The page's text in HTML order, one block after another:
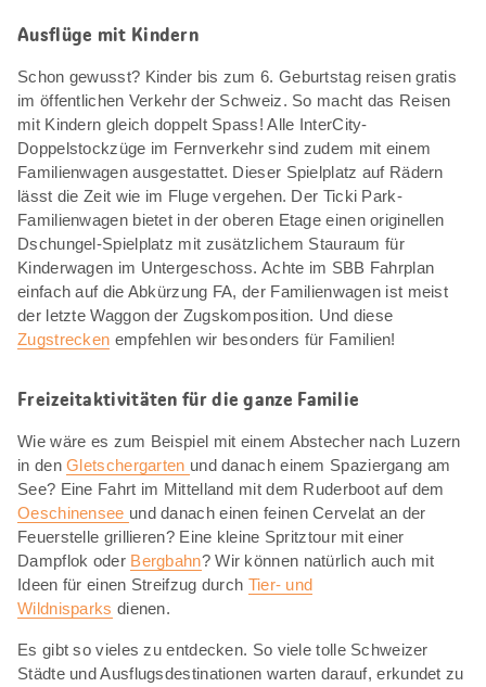
Ausflüge mit Kindern
Schon gewusst? Kinder bis zum 6. Geburtstag reisen gratis
im öffentlichen Verkehr der Schweiz. So macht das Reisen
mit Kindern gleich doppelt Spass! Alle InterCity-
Doppelstockzüge im Fernverkehr sind zudem mit einem
Familienwagen ausgestattet. Dieser Spielplatz auf Rädern
lässt die Zeit wie im Fluge vergehen. Der Ticki Park-
Familienwagen bietet in der oberen Etage einen originellen
Dschungel-Spielplatz mit zusätzlichem Stauraum für
Kinderwagen im Untergeschoss. Achte im SBB Fahrplan
einfach auf die Abkürzung FA, der Familienwagen ist meist
der letzte Waggon der Zugskomposition. Und diese
Zugstrecken empfehlen wir besonders für Familien!
Freizeitaktivitäten für die ganze Familie
Wie wäre es zum Beispiel mit einem Abstecher nach Luzern
in denGletschergarten und danach einem Spaziergang am
See? Eine Fahrt im Mittelland mit dem Ruderboot auf dem
Oeschinensee und danach einen feinen Cervelat an der
Feuerstelle grillieren? Eine kleine Spritztour mit einer
Dampflok oder Bergbahn? Wir können natürlich auch mit
Ideen für einen Streifzug durch Tier- und
Wildnisparks dienen.
Es gibt so vieles zu entdecken. So viele tolle Schweizer
Städte und Ausflugsdestinationen warten darauf, erkundet zu